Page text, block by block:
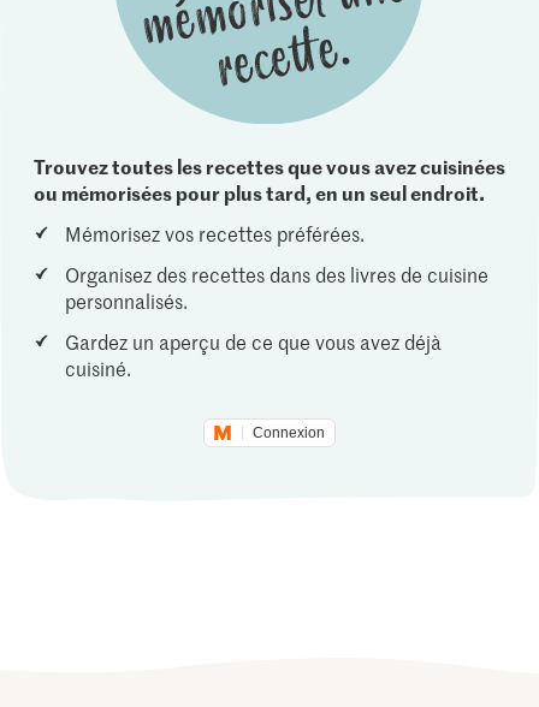
Trouvez toutes les recettes que vous avez cuisinées
ou mémorisées pour plus tard, en un seul endroit.
Mémorisez vos recettes préférées.
Organisez des recettes dans des livres de cuisine
personnalisés.
Gardez un aperçu de ce que vous avez déjà
cuisiné.
Connexion